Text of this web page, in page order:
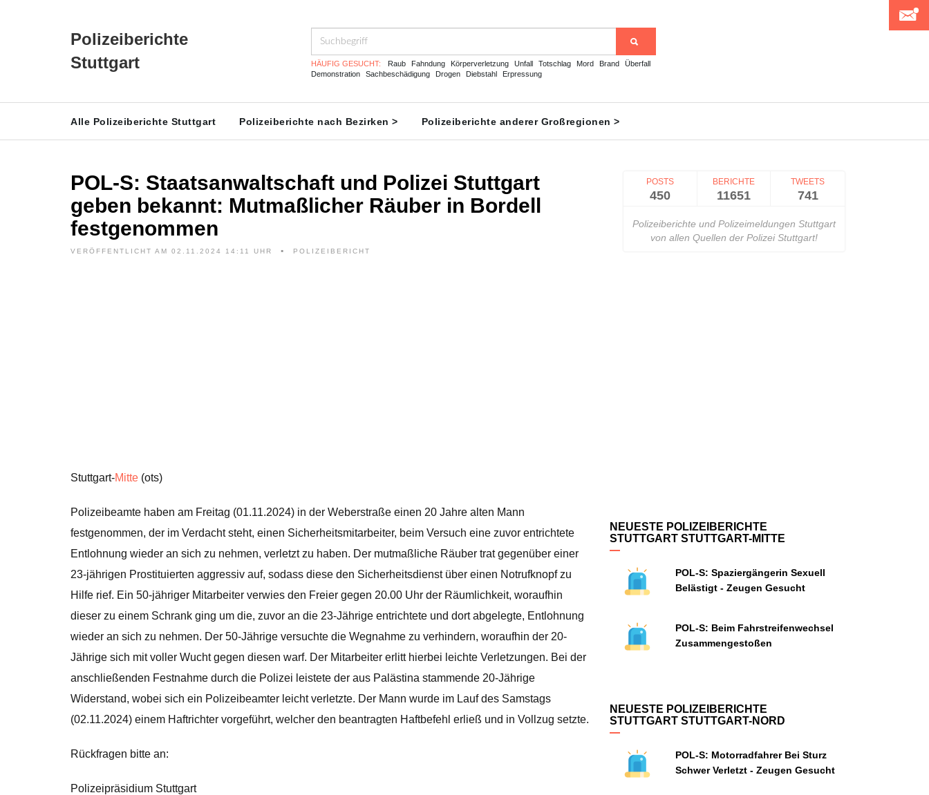
Polizeiberichte
Stuttgart
HÄUFIG GESUCHT: Raub Fahndung Körperverletzung Unfall Totschlag Mord Brand
Überfall
Demonstration
Sachbeschädigung Drogen Diebstahl Erpressung
Alle Polizeiberichte Stuttgart Polizeiberichte nach Bezirken > Polizeiberichte anderer Großregionen >
POL-S: Staatsanwaltschaft und Polizei Stuttgart
geben bekannt: Mutmaßlicher Räuber in Bordell
festgenommen
VERÖFFENTLICHT AM 02.11.2024 14:11 UHR POLIZEIBERICHT
Stuttgart-Mitte (ots)
Polizeibeamte haben am Freitag (01.11.2024) in der Weberstraße einen 20 Jahre alten Mann
festgenommen, der im Verdacht steht, einen Sicherheitsmitarbeiter, beim Versuch eine zuvor entrichtete
Entlohnung wieder an sich zu nehmen, verletzt zu haben. Der mutmaßliche Räuber trat gegenüber einer
23-jährigen Prostituierten aggressiv auf, sodass diese den Sicherheitsdienst über einen Notrufknopf zu
Hilfe rief. Ein 50-jähriger Mitarbeiter verwies den Freier gegen 20.00 Uhr der Räumlichkeit, woraufhin
dieser zu einem Schrank ging um die, zuvor an die 23-Jährige entrichtete und dort abgelegte, Entlohnung
wieder an sich zu nehmen. Der 50-Jährige versuchte die Wegnahme zu verhindern, woraufhin der 20-
Jährige sich mit voller Wucht gegen diesen warf. Der Mitarbeiter erlitt hierbei leichte Verletzungen. Bei der
anschließenden Festnahme durch die Polizei leistete der aus Palästina stammende 20-Jährige
Widerstand, wobei sich ein Polizeibeamter leicht verletzte. Der Mann wurde im Lauf des Samstags
(02.11.2024) einem Haftrichter vorgeführt, welcher den beantragten Haftbefehl erließ und in Vollzug setzte.
Rückfragen bitte an:
Polizeipräsidium Stuttgart
POSTS
450
BERICHTE
11651
TWEETS
741
Polizeiberichte und Polizeimeldungen Stuttgart
von allen Quellen der Polizei Stuttgart!
NEUESTE POLIZEIBERICHTE
STUTTGART STUTTGART-MITTE
POL-S: Spaziergängerin Sexuell
Belästigt - Zeugen Gesucht
POL-S: Beim Fahrstreifenwechsel
Zusammengestoßen
NEUESTE POLIZEIBERICHTE
STUTTGART STUTTGART-NORD
POL-S: Motorradfahrer Bei Sturz
Schwer Verletzt - Zeugen Gesucht